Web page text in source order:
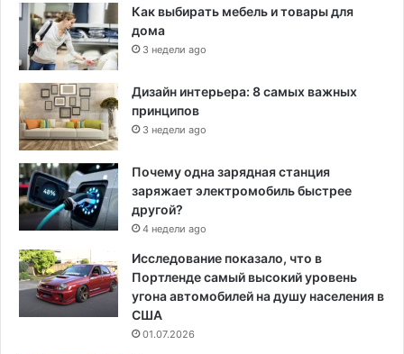
Как выбирать мебель и товары для
дома
3 недели ago
Дизайн интерьера: 8 самых важных
принципов
3 недели ago
Почему одна зарядная станция
заряжает электромобиль быстрее
другой?
4 недели ago
Исследование показало, что в
Портленде самый высокий уровень
угона автомобилей на душу населения в
США
01.07.2026